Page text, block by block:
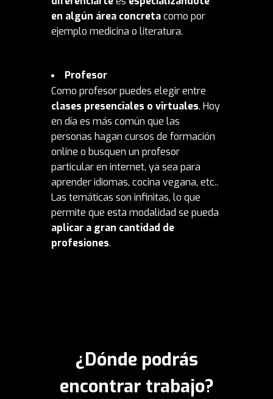
en algún área concretacomo por
ejemplo medicina o literatura.
Profesor
Como profesor puedes elegir entre
clases presenciales o virtuales. Hoy
en día es más común que las
personas hagan cursos de formación
online o busquen un profesor
particular en internet, ya sea para
aprender idiomas, cocina vegana, etc..
Las temáticas son infinitas, lo que
permite que esta modalidad se pueda
aplicar a gran cantidad de
profesiones.
¿Dónde podrás
encontrar trabajo?